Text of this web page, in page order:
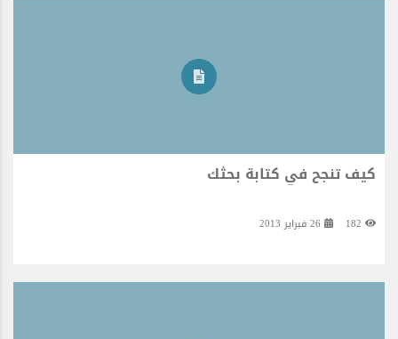
كيف تنجح في كتابة بحثك